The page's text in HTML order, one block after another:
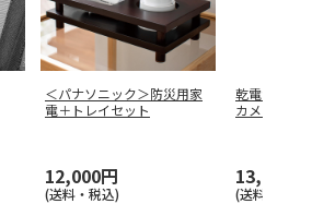
＜パナソニック＞防災用家
電＋トレイセット
12,000円
(送料・税込)
乾電池式ど
カメラ
13,000円
(送料・税込)